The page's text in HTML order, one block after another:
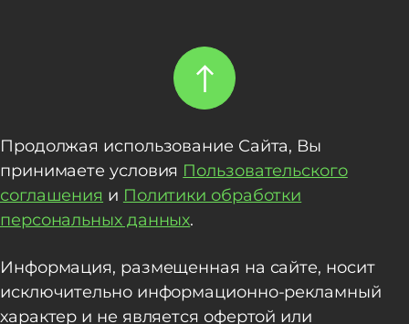
Продолжая использование Сайта, Вы
принимаете условия Пользовательского
соглашения и Политики обработки
персональных данных.
Информация, размещенная на сайте, носит
исключительно информационно-рекламный
характер и не является офертой или